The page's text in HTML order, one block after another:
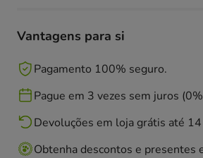
Vantagens para si
Pagamento 100% seguro.
Pague em 3 vezes sem juros
Devoluções em loja grátis até 14
Obtenha descontos e presentes